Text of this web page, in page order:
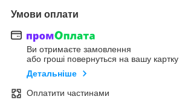
Умови оплати
Ви отримаєте замовлення
або гроші повернуться на вашу картку
Детальніше
Оплатити частинами